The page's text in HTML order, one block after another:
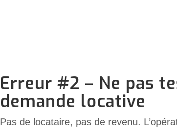
Erreur #2 – Ne pas
demande locative
Pas de locataire, pas de revenu.